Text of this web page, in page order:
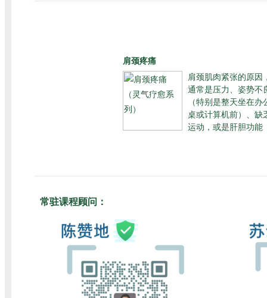
肩颈疼痛
肩颈肌肉紧张的原因
通常是压力、姿势不
（特别是整天坐在办
桌或计算机前）、缺
运动，或是肝胆功能
常驻课程顾问：